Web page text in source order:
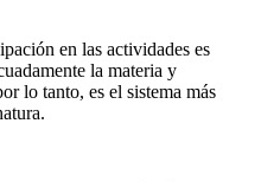
en las actividades es
la materia y
lo tanto, es el sistema más